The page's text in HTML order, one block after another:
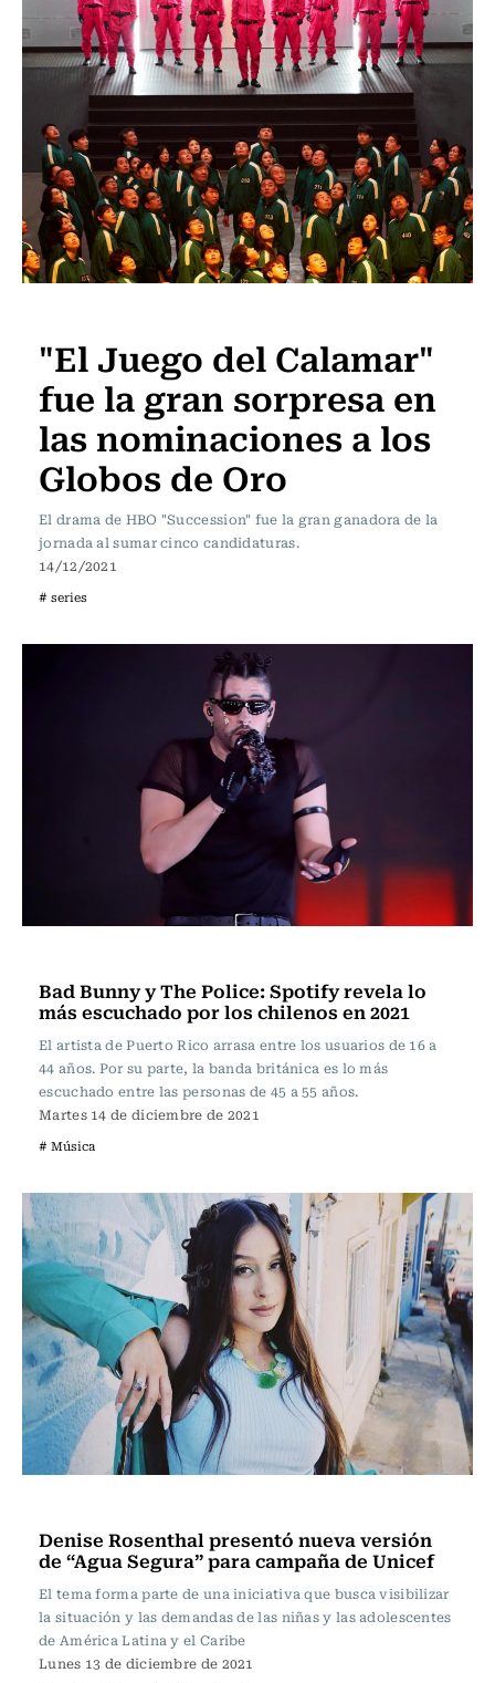
"El Juego del Calamar"
fue la gran sorpresa en
las nominaciones a los
Globos de Oro
El drama de HBO "Succession" fue la gran ganadora de la
jornada al sumar cinco candidaturas.
14/12/2021
# series
Bad Bunny y The Police: Spotify revela lo
más escuchado por los chilenos en 2021
El artista de Puerto Rico arrasa entre los usuarios de 16 a
44 años. Por su parte, la banda británica es lo más
escuchado entre las personas de 45 a 55 años.
Martes 14 de diciembre de 2021
# Música
Denise Rosenthal presentó nueva versión
de “Agua Segura” para campaña de Unicef
El tema forma parte de una iniciativa que busca visibilizar
la situación y las demandas de las niñas y las adolescentes
de América Latina y el Caribe
Lunes 13 de diciembre de 2021